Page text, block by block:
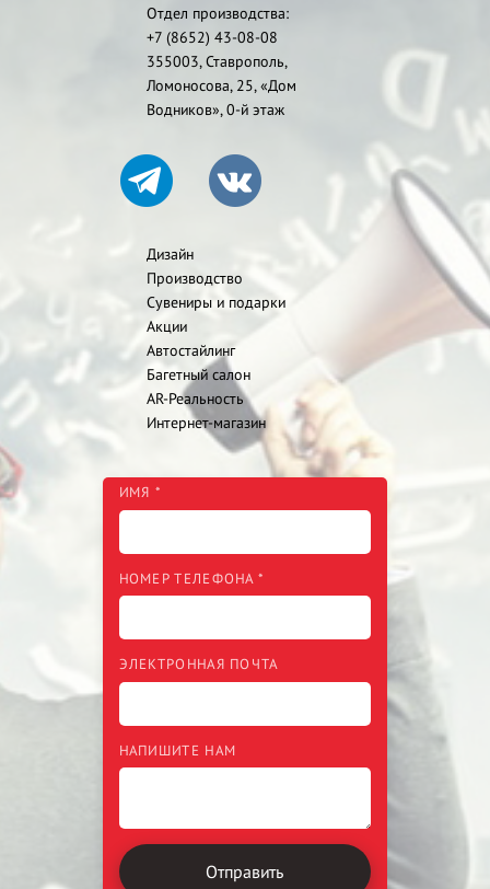
Дизайн
Производство
Сувениры и подарки
Акции
Автостайлинг
Багетный салон
AR-Реальность
Интернет-магазин
Отдел производства:
+7 (8652) 43-08-08
355003, Ставрополь,
Ломоносова, 25, «Дом
Водников», 0-й этаж
ИМЯ *
НОМЕР ТЕЛЕФОНА *
ЭЛЕКТРОННАЯ ПОЧТА
НАПИШИТЕ НАМ
Отправить